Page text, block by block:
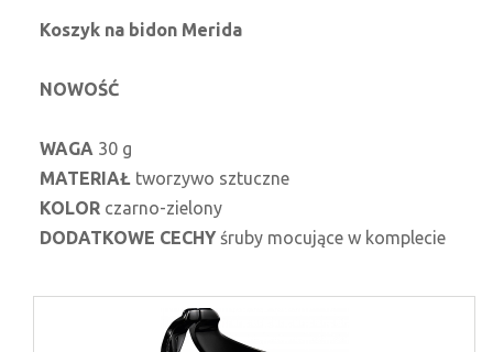
Koszyk na bidon Merida
NOWOŚĆ
WAGA 30 g
MATERIAŁ tworzywo sztuczne
KOLOR czarno-zielony
DODATKOWE CECHY śruby mocujące w komplecie